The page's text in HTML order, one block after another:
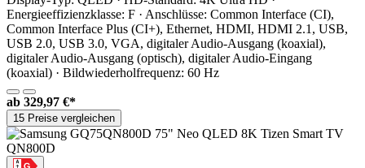
Energieeffizienzklasse: F · Anschlüsse: Common Interface (CI),
Common Interface Plus (CI+), Ethernet, HDMI, HDMI 2.1, USB,
USB 2.0, USB 3.0, VGA, digitaler Audio-Ausgang (koaxial),
digitaler Audio-Ausgang (optisch), digitaler Audio-Eingang
(koaxial) · Bildwiederholfrequenz: 60 Hz
ab 329,97 €*
15 Preise vergleichen